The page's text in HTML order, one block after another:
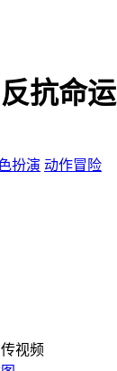
抗命运
扮演 动作冒险